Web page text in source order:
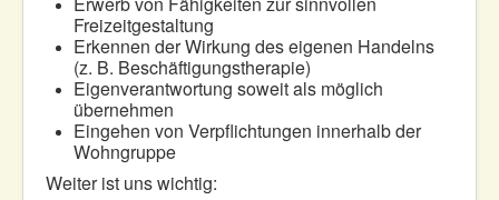
Freizeitgestaltung
Erkennen der Wirkung des eigenen Handelns
(z. B. Beschäftigungstherapie)
Eigenverantwortung soweit als möglich
übernehmen
Eingehen von Verpflichtungen innerhalb der
Wohngruppe
Weiter ist uns wichtig: